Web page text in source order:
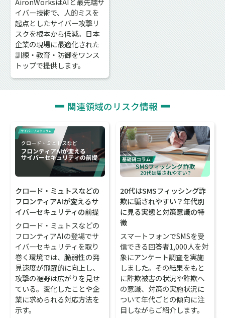
イバー技術で、人的ミスを
起点としたサイバー攻撃リ
スクを根本から低減。日本
企業の現場に最適化された
訓練・教育・防御をワンス
トップで提供します。
関連領域のリスク情報
クロード・ミュトスなどの
フロンティアAIが変えるサ
イバーセキュリティの前提
クロード・ミュトスなどの
フロンティアAIの登場でサ
イバーセキュリティを取り
巻く環境では、脆弱性の発
見速度が飛躍的に向上し、
攻撃の裾野は広がりを見せ
ている。変化したことや企
業に求められる対応方法を
示す。
20代はSMSフィッシング詐
欺に騙されやすい？年代別
に見る実態と対策意識の特
徴
スマートフォンでSMSを受
信できる回答者1,000人を対
象にアンケート調査を実施
しました。その結果をもと
に詐欺被害の状況や詐欺へ
の意識、対策の実施状況に
ついて年代ごとの傾向に注
目しながらご紹介します。